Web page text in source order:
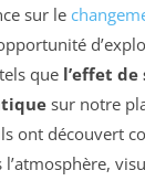
sur le
que l’effet de
sur notre
ont découvert